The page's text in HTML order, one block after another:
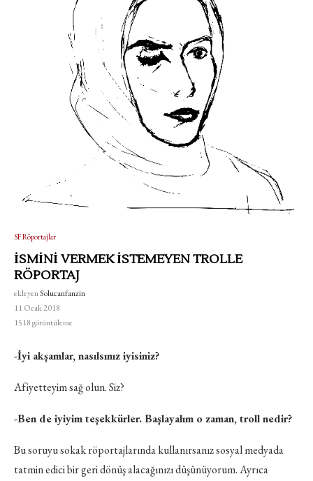
SF Röportajlar
İSMİNİ VERMEK İSTEMEYEN TROLLE
RÖPORTAJ
ekleyenSolucanfanzin
11 Ocak 2018
1518görüntüleme
-İyi akşamlar, nasılsınız iyisiniz?
Afiyetteyim sağ olun. Siz?
-Ben de iyiyim teşekkürler. Başlayalım o zaman, troll nedir?
Bu soruyu sokak röportajlarında kullanırsanız sosyal medyada
tatmin edici bir geri dönüş alacağınızı düşünüyorum. Ayrıca